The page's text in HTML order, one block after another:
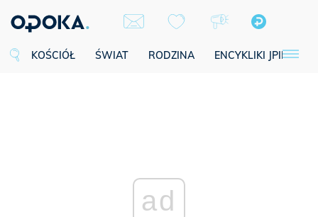
KOŚCIÓŁ ŚWIAT RODZINA ENCYKLIKI JPII
ad